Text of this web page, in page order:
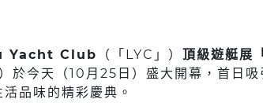
Yacht Club （「LYC」） 頂級遊艇展
今天（10月25日）盛大開幕，首日吸
品味的精彩慶典。